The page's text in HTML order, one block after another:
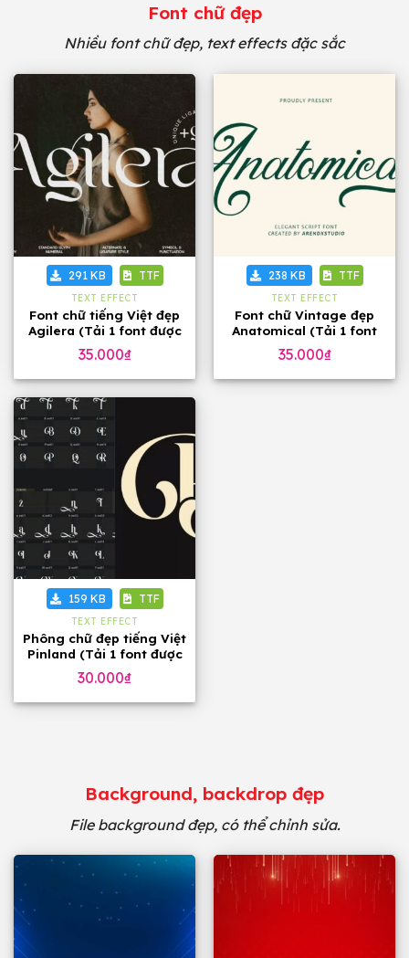
Font chữ đẹp
Nhiều font chữ đẹp, text effects đặc sắc
291 KB TTF
TEXT EFFECT
Font chữ tiếng Việt đẹp
Agilera (Tải 1 font được
60 font)
35.000₫
238 KB TTF
TEXT EFFECT
Font chữ Vintage đẹp
Anatomical (Tải 1 font
được 60 font)
35.000₫
159 KB TTF
TEXT EFFECT
Phông chữ đẹp tiếng Việt
Pinland (Tải 1 font được
60 font)
30.000₫
Background, backdrop đẹp
File background đẹp, có thể chỉnh sửa.